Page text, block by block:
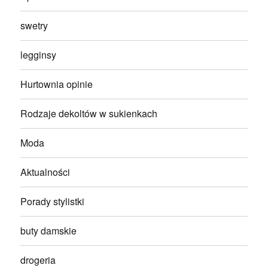
swetry
legginsy
Hurtownia opinie
Rodzaje dekoltów w sukienkach
Moda
Aktualności
Porady stylistki
buty damskie
drogeria